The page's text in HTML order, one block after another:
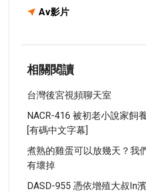
Av影片
相關閱讀
台灣後宮視頻聊天室
NACR-416 被初老小說家飼
[有碼中文字幕]
煮熟的雞蛋可以放幾天？我
有壞掉
DASD-955 憑依增殖大叔in